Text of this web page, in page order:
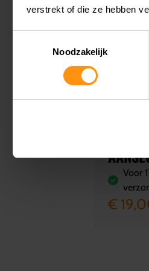
verstrekt of die ze hebben
Noodzakelijk
Voor
€